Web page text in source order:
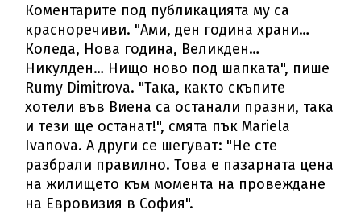
Коментарите под публикацията му са
красноречиви. "Ами, ден година храни…
Коледа, Нова година, Великден…
Никулден… Нищо ново под шапката", пише
Rumy Dimitrova. "Така, както скъпите
хотели във Виена са останали празни, така
и тези ще останат!", смята пък Mariela
Ivanova. А други се шегуват: "Не сте
разбрали правилно. Това е пазарната цена
на жилището към момента на провеждане
на Евровизия в София".